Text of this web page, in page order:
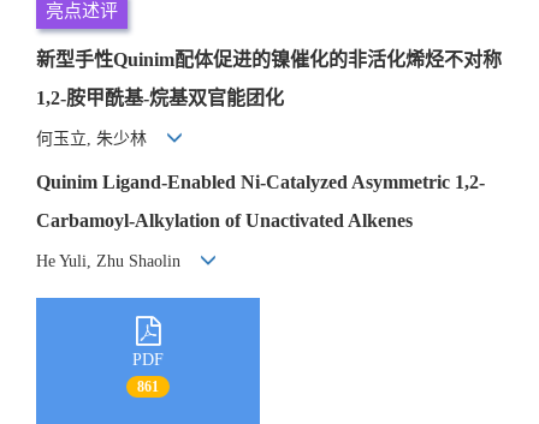
亮点述评
新型手性Quinim配体促进的镍催化的非活化烯烃不对称
1,2-胺甲酰基-烷基双官能团化
何玉立, 朱少林
Quinim Ligand-Enabled Ni-Catalyzed Asymmetric 1,2-
Carbamoyl-Alkylation of Unactivated Alkenes
He Yuli, Zhu Shaolin
PDF
861